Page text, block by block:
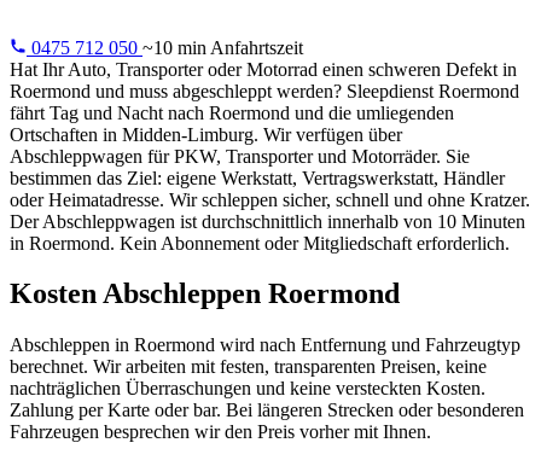
0475 712 050 ~10 min Anfahrtszeit
Hat Ihr Auto, Transporter oder Motorrad einen schweren Defekt in
Roermond und muss abgeschleppt werden? Sleepdienst Roermond
fährt Tag und Nacht nach Roermond und die umliegenden
Ortschaften in Midden-Limburg. Wir verfügen über
Abschleppwagen für PKW, Transporter und Motorräder. Sie
bestimmen das Ziel: eigene Werkstatt, Vertragswerkstatt, Händler
oder Heimatadresse. Wir schleppen sicher, schnell und ohne Kratzer.
Der Abschleppwagen ist durchschnittlich innerhalb von 10 Minuten
in Roermond. Kein Abonnement oder Mitgliedschaft erforderlich.
Kosten Abschleppen Roermond
Abschleppen in Roermond wird nach Entfernung und Fahrzeugtyp
berechnet. Wir arbeiten mit festen, transparenten Preisen, keine
nachträglichen Überraschungen und keine versteckten Kosten.
Zahlung per Karte oder bar. Bei längeren Strecken oder besonderen
Fahrzeugen besprechen wir den Preis vorher mit Ihnen.